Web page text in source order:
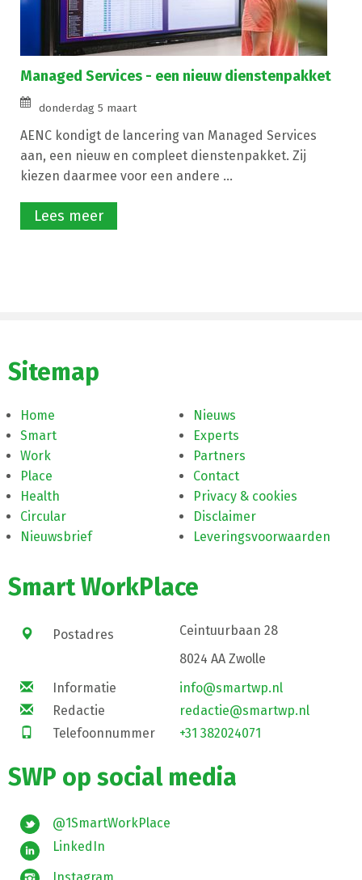
Managed Services - een nieuw dienstenpakket
donderdag 5 maart
AENC kondigt de lancering van Managed Services
aan, een nieuw en compleet dienstenpakket. Zij
kiezen daarmee voor een andere ...
Lees meer
Sitemap
Home
Smart
Work
Place
Health
Circular
Nieuwsbrief
Nieuws
Experts
Partners
Contact
Privacy & cookies
Disclaimer
Leveringsvoorwaarden
Smart WorkPlace
Postadres
Ceintuurbaan 28
8024 AA Zwolle
Informatie
info@smartwp.nl
Redactie
redactie@smartwp.nl
Telefoonnummer
+31 382024071
SWP op social media
@1SmartWorkPlace
LinkedIn